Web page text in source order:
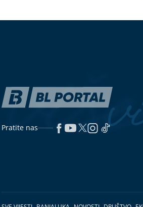
Pratite nas